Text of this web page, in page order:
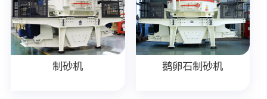
制砂机 鹅卵石制砂机